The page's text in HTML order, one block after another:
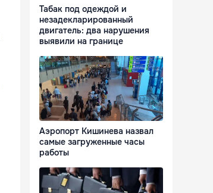
Табак под одеждой и
незадекларированный
двигатель: два нарушения
выявили на границе
Аэропорт Кишинева назвал
самые загруженные часы
работы